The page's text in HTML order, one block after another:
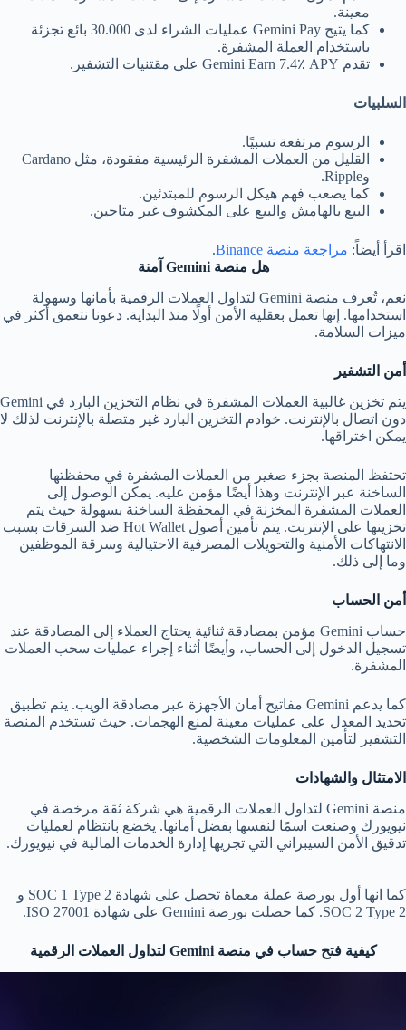
معينة.
كما يتيح Gemini Pay عمليات الشراء لدى 30.000 بائع تجزئة
باستخدام العملة المشفرة.
تقدم Gemini Earn 7.4٪ APY على مقتنيات التشفير.
السلبيات
الرسوم مرتفعة نسبيًا.
القليل من العملات المشفرة الرئيسية مفقودة، مثل Cardano
وRipple.
كما يصعب فهم هيكل الرسوم للمبتدئين.
البيع بالهامش والبيع على المكشوف غير متاحين.
اقرأ أيضاً: مراجعة منصة Binance
.
هل منصةGemini آمنة
نعم، تُعرف منصة Gemini لتداول العملات الرقمية بأمانها وسهولة
استخدامها. إنها تعمل بعقلية الأمن أولًا منذ البداية. دعونا نتعمق أكثر في
ميزات السلامة.
أمن التشفير
يتم تخزين غالبية العملات المشفرة في نظام التخزين البارد في Gemini
دون اتصال بالإنترنت. خوادم التخزين البارد غير متصلة بالإنترنت لذلك لا
يمكن اختراقها.
تحتفظ المنصة بجزء صغير من العملات المشفرة في محفظتها
الساخنة عبر الإنترنت وهذا أيضًا مؤمن عليه. يمكن الوصول إلى
العملات المشفرة المخزنة في المحفظة الساخنة بسهولة حيث يتم
تخزينها على الإنترنت. يتم تأمين أصول Hot Wallet ضد السرقات بسبب
الانتهاكات الأمنية والتحويلات المصرفية الاحتيالية وسرقة الموظفين
وما إلى ذلك.
أمن الحساب
حساب Gemini مؤمن بمصادقة ثنائية يحتاج العملاء إلى المصادقة عند
تسجيل الدخول إلى الحساب، وأيضًا أثناء إجراء عمليات سحب العملات
المشفرة.
كما يدعم Gemini مفاتيح أمان الأجهزة عبر مصادقة الويب. يتم تطبيق
تحديد المعدل على عمليات معينة لمنع الهجمات. حيث تستخدم المنصة
التشفير لتأمين المعلومات الشخصية.
الامتثال والشهادات
منصة Gemini لتداول العملات الرقمية هي شركة ثقة مرخصة في
نيويورك وصنعت اسمًا لنفسها بفضل أمانها. يخضع بانتظام لعمليات
تدقيق الأمن السيبراني التي تجريها إدارة الخدمات المالية في نيويورك.
كما انها أول بورصة عملة معماة تحصل على شهادة SOC 1 Type 2 و
SOC 2 Type 2. كما حصلت بورصة Gemini على شهادة ISO 27001.
كيفية فتح حساب في منصةGemini لتداول العملات الرقمية